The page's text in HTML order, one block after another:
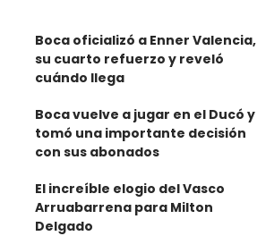
Boca oficializó a Enner Valencia,
su cuarto refuerzo y reveló
cuándo llega
Boca vuelve a jugar en el Ducó y
tomó una importante decisión
con sus abonados
El increíble elogio del Vasco
Arruabarrena para Milton
Delgado